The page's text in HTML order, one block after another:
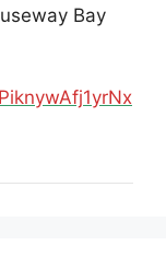
Bay